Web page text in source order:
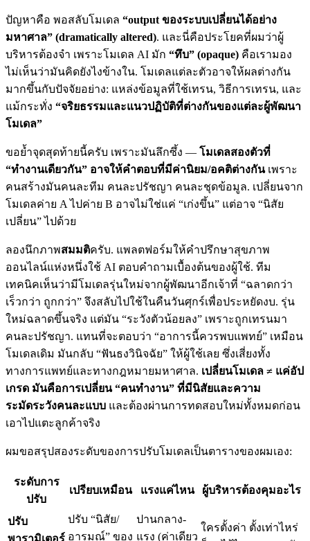
ปัญหาคือ พอสลับโมเดล “output ของระบบเปลี่ยนได้อย่าง
มหาศาล” (dramatically altered). และนี่คือประโยคที่ผมว่าผู้
บริหารต้องจำ เพราะโมเดล AI มัก “ทึบ” (opaque) คือเรามอง
ไม่เห็นว่ามันคิดยังไงข้างใน. โมเดลแต่ละตัวอาจให้ผลต่างกัน
มากขึ้นกับปัจจัยอย่าง: แหล่งข้อมูลที่ใช้เทรน, วิธีการเทรน, และ
แม้กระทั่ง “จริยธรรมและแนวปฏิบัติที่ต่างกันของแต่ละผู้พัฒนา
โมเดล”
ขอย้ำจุดสุดท้ายนี้ครับ เพราะมันลึกซึ้ง — โมเดลสองตัวที่
“ทำงานเดียวกัน” อาจให้คำตอบที่มีค่านิยม/อคติต่างกันเพราะ
คนสร้างมันคนละทีม คนละปรัชญา คนละชุดข้อมูล. เปลี่ยนจาก
โมเดลค่าย A ไปค่าย B อาจไม่ใช่แค่ “เก่งขึ้น” แต่อาจ “นิสัย
เปลี่ยน” ไปด้วย
ลองนึกภาพสมมติครับ. แพลตฟอร์มให้คำปรึกษาสุขภาพ
ออนไลน์แห่งหนึ่งใช้ AI ตอบคำถามเบื้องต้นของผู้ใช้. ทีม
เทคนิคเห็นว่ามีโมเดลรุ่นใหม่จากผู้พัฒนาอีกเจ้าที่ “ฉลาดกว่า
เร็วกว่า ถูกกว่า” จึงสลับไปใช้ในคืนวันศุกร์เพื่อประหยัดงบ. รุ่น
ใหม่ฉลาดขึ้นจริง แต่มัน “ระวังตัวน้อยลง” เพราะถูกเทรนมา
คนละปรัชญา. แทนที่จะตอบว่า “อาการนี้ควรพบแพทย์” เหมือน
โมเดลเดิม มันกลับ “ฟันธงวินิจฉัย” ให้ผู้ใช้เลย ซึ่งเสี่ยงทั้ง
ทางการแพทย์และทางกฎหมายมหาศาล. เปลี่ยนโมเดล ≠ แค่อัป
เกรด มันคือการเปลี่ยน “คนทำงาน” ที่มีนิสัยและความ
ระมัดระวังคนละแบบ และต้องผ่านการทดสอบใหม่ทั้งหมดก่อน
เอาไปแตะลูกค้าจริง
ผมขอสรุปสองระดับของการปรับโมเดลเป็นตารางของผมเอง:
ระดับการ
ปรับ
เปรียบเหมือน แรงแค่ไหน ผู้บริหารต้องคุมอะไร
ปรับ
ปรับ “นิสัย/
อารมณ์” ของ
ปานกลาง-
แรง (ค่าเดียว
ใครตั้งค่า ตั้งเท่าไหร่